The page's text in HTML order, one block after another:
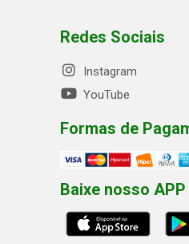
Redes Sociais
Instagram
YouTube
Formas de
Baixe nosso APP